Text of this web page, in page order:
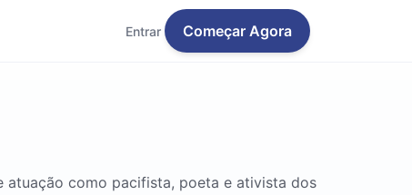
Entrar Começar Agora
atuação como pacifista, poeta e ativista dos